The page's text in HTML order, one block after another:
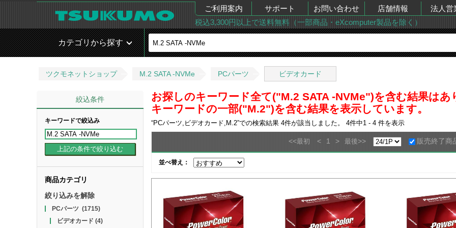
ご利用案内 サポート お問い合わせ 店舗情報
法人営
税込3,300円以上で送料無料（一部商品・eXcomputer製品を除く）
カテゴリから探す
ツクモネットショップ M.2 SATA -NVMe PCパーツ ビデオカード
絞込条件
キーワードで絞込み
商品カテゴリ
絞り込みを解除
PCパーツ (1715)
ビデオカード (4)
お探しのキーワード全て("M.2 SATA -NVMe")を含む結果は
キーワードの一部("M.2")を含む結果を表示しています。
“PCパーツ,ビデオカード,M.2”での検索結果 4件が該当しました。 4件中1 - 4 件を表示
<<最初 < 1 > 最後>> 販売終了商
並べ替え：